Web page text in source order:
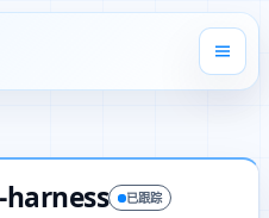
已跟踪